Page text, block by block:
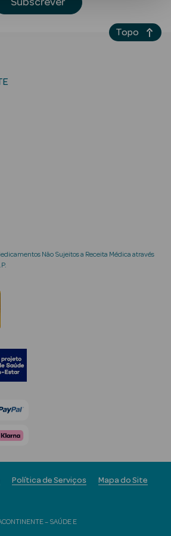
Não Sujeitos a Receita Médica através
– SAÚDE E
Política de Serviços Mapa do Site
Topo